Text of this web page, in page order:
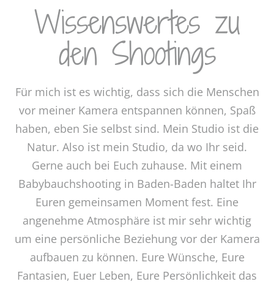
Wissenswertes zu
den Shootings
Für mich ist es wichtig, dass sich die Menschen
vor meiner Kamera entspannen können, Spaß
haben, eben Sie selbst sind. Mein Studio ist die
Natur. Also ist mein Studio, da wo Ihr seid.
Gerne auch bei Euch zuhause. Mit einem
Babybauchshooting in Baden-Baden haltet Ihr
Euren gemeinsamen Moment fest. Eine
angenehme Atmosphäre ist mir sehr wichtig
um eine persönliche Beziehung vor der Kamera
aufbauen zu können. Eure Wünsche, Eure
Fantasien, Euer Leben, Eure Persönlichkeit das